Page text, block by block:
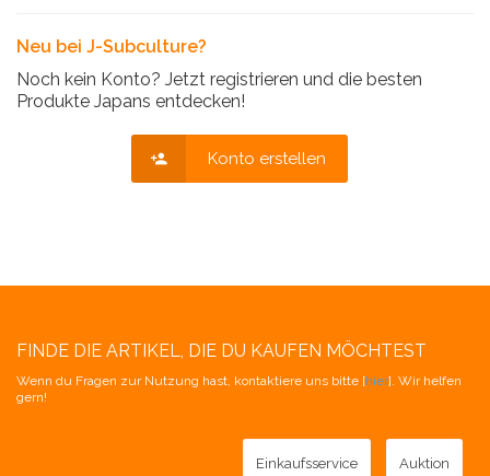
Neu bei J-Subculture?
Noch kein Konto? Jetzt registrieren und die besten
Produkte Japans entdecken!
Konto erstellen
FINDE DIE ARTIKEL, DIE DU KAUFEN MÖCHTEST
Wenn du Fragen zur Nutzung hast, kontaktiere uns bitte [hier]. Wir helfen
gern!
Einkaufsservice Auktion